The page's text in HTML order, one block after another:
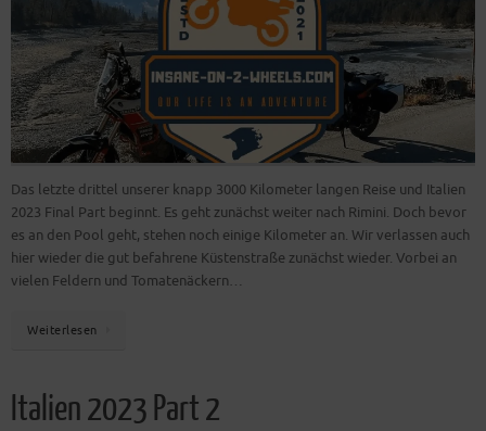
Das letzte drittel unserer knapp 3000 Kilometer langen Reise und Italien
2023 Final Part beginnt. Es geht zunächst weiter nach Rimini. Doch bevor
es an den Pool geht, stehen noch einige Kilometer an. Wir verlassen auch
hier wieder die gut befahrene Küstenstraße zunächst wieder. Vorbei an
vielen Feldern und Tomatenäckern…
Weiterlesen
Italien 2023 Part 2